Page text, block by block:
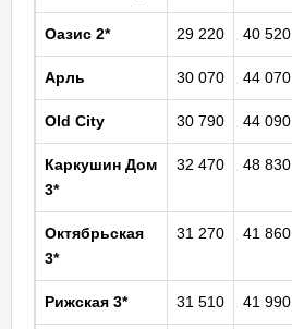
Оазис 2* 29 220 40 520
Арль 30 070 44 070
Old City 30 790 44 090
Каркушин Дом
3*
32 470 48 830
Октябрьская
3*
31 270 41 860
Рижская 3* 31 510 41 990